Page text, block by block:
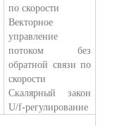
по скорости
Векторное
управление
потоком без
обратной связи по
скорости
Скалярный закон
U/f-регулирование